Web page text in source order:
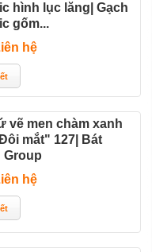
hình lục lăng| Gạch
gốm...
hệ
vẽ men chàm xanh
mắt" 127| Bát
Group
hệ